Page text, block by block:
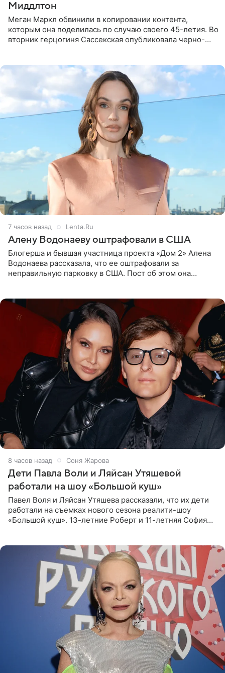
Миддлтон
Меган Маркл обвинили в копировании контента,
которым она поделилась по случаю своего 45-летия. Во
вторник герцогиня Сассекская опубликовала черно-
7 часов назад Lenta.Ru
Алену Водонаеву оштрафовали в США
Блогерша и бывшая участница проекта «Дом 2» Алена
Водонаева рассказала, что ее оштрафовали за
неправильную парковку в США. Пост об этом она
8 часов назад Соня Жарова
Дети Павла Воли и Ляйсан Утяшевой
работали на шоу «Большой куш»
Павел Воля и Ляйсан Утяшева рассказали, что их дети
работали на съемках нового сезона реалити-шоу
«Большой куш». 13-летние Роберт и 11-летняя София